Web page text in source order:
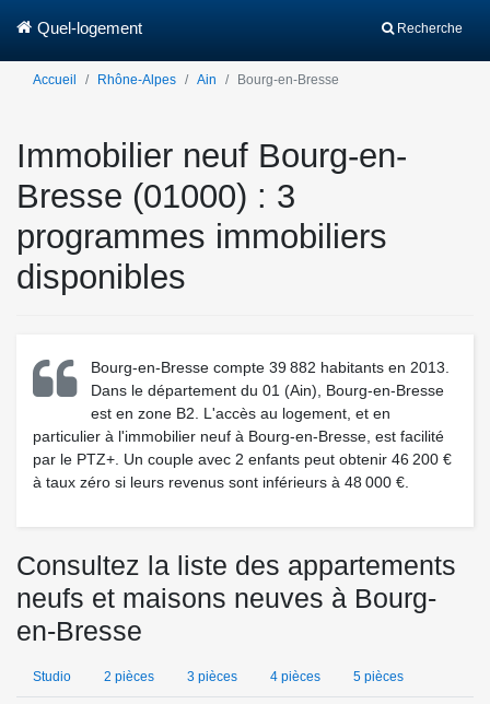
Recherche
Quel-logement
Accueil Rhône-Alpes Ain Bourg-en-Bresse
Immobilier neuf Bourg-en-
Bresse (01000) : 3
programmes immobiliers
disponibles
Bourg-en-Bresse compte 39 882 habitants en 2013.
Dans le département du 01 (Ain), Bourg-en-Bresse
est en zone B2. L'accès au logement, et en
particulier à l'immobilier neuf à Bourg-en-Bresse, est facilité
par le PTZ+. Un couple avec 2 enfants peut obtenir 46 200 €
à taux zéro si leurs revenus sont inférieurs à 48 000 €.
Consultez la liste des appartements
neufs et maisons neuves à Bourg-
en-Bresse
Studio 2 pièces 3 pièces 4 pièces 5 pièces